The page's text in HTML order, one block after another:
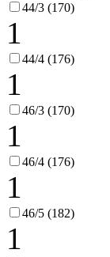
44/3 (170)
1
44/4 (176)
1
46/3 (170)
1
46/4 (176)
1
46/5 (182)
1